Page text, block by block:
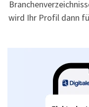
wird Ihr Profil dann